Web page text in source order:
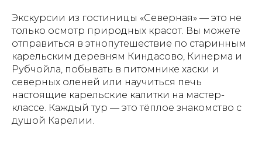
Экскурсии из гостиницы «Северная» — это не
только осмотр природных красот. Вы можете
отправиться в этнопутешествие по старинным
карельским деревням Киндасово, Кинерма и
Рубчойла, побывать в питомнике хаски и
северных оленей или научиться печь
настоящие карельские калитки на мастер-
классе. Каждый тур — это тёплое знакомство с
душой Карелии.